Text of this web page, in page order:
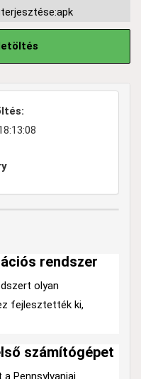
rendszer
olyan
fejlesztették ki,
számítógépet
Pennsylvaniai